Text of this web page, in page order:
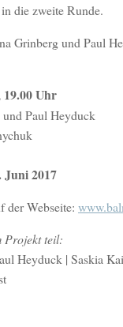
die zweite Runde.
Grinberg und Paul
Uhr
Paul Heyduck
Juni 2017
der Webseite:
Projekt teil:
Heyduck | Saskia